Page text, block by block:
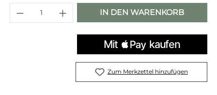
Produkt Anzahl: Gib den
IN DEN WARENKORB
Zum Merkzettel hinzufügen